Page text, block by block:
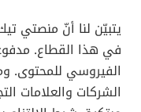
المقطع الذي
قليلة، ما يفرض
العمل المستمر على
مع الجمهور.